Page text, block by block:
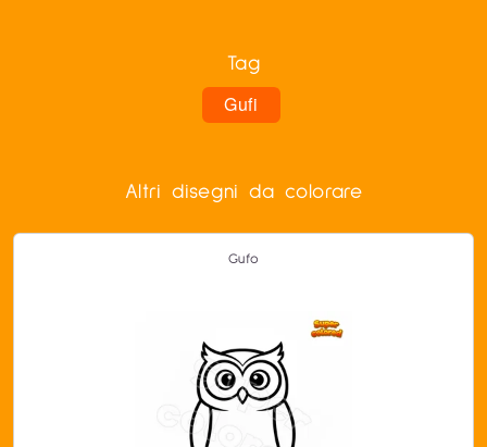
Tag
Gufi
Altri disegni da colorare
Gufo